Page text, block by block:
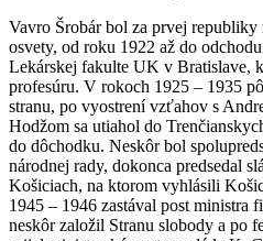
Vavro Šrobár bol za prvej republiky
osvety, od roku 1922 až do
Lekárskej fakulte UK v Bratislave,
profesúru. V rokoch 1925 – 1935
stranu, po vyostrení vzťahov s
Hodžom sa utiahol do
do dôchodku. Neskôr bol
národnej rady, dokonca predsedal
Košiciach, na ktorom vyhlásili
1945 – 1946 zastával post ministra
neskôr založil Stranu slobody a po